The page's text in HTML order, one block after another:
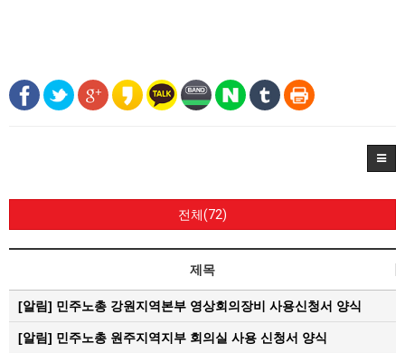
전체(72)
제목
[알림] 민주노총 강원지역본부 영상회의장비 사용신청서 양식
[알림] 민주노총 원주지역지부 회의실 사용 신청서 양식